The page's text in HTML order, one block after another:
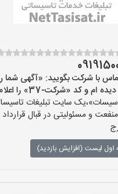
با شرکت بگویید: «آگهی شما
کد «شرکت-37» را اعلام کنید»
سایت تبلیغات
و مسئولیتی در قبال قرارداد
اول لیست (افزایش بازدید)